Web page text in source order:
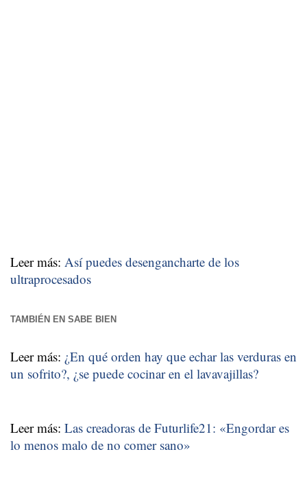
Leer más: Así puedes desengancharte de los
ultraprocesados
TAMBIÉN EN SABE BIEN
Leer más: ¿En qué orden hay que echar las verduras en
un sofrito?, ¿se puede cocinar en el lavavajillas?
Leer más: Las creadoras de Futurlife21: «Engordar es
lo menos malo de no comer sano»